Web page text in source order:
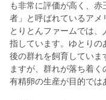
も非常に評価が高く、
者」と呼ばれているアメ
とりとんファームでは
指しています。ゆとり
後の群れを飼育していま
ますが、群れが落ち着
有精卵の生産が目的では